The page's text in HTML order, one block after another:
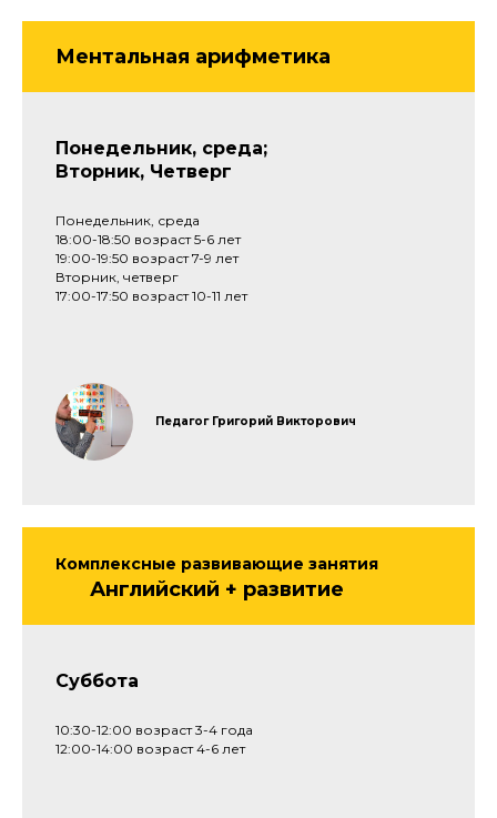
Ментальная арифметика
Понедельник, среда;
Вторник, Четверг
Понедельник, среда
18:00-18:50 возраст 5-6 лет
19:00-19:50 возраст 7-9 лет
Вторник, четверг
17:00-17:50 возраст 10-11 лет
Педагог Григорий Викторович
Комплексные развивающие занятия
Английский + развитие
Суббота
10:30-12:00 возраст 3-4 года
12:00-14:00 возраст 4-6 лет
Telegram
Навигация